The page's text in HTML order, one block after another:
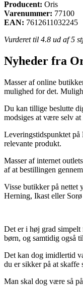
Producent: Oris
Varenummer: 77100
EAN: 7612611032245
Vurderet til 4.8 ud af 5
Nyheder fra
Masser af online
mulighed for det.
Du kan tillige beslutte
modsiges at være selv
Leveringstidspunktet
relevante produkt.
Masser af internet
af at bestillingen
Visse butikker på nettet
Herning, Ikast eller
Det er i høj grad simpelt
børn, og samtidig også
Det kan dog imidlertid
du er sikker på at skaffe
Man skal dog være så